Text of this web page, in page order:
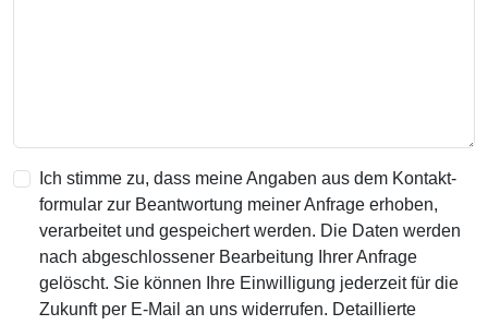
Ich stimme zu, dass meine Angaben aus dem Kontakt­
formular zur Beant­wortung meiner Anfrage erhoben,
verar­beitet und gespeichert werden. Die Daten werden
nach abgeschlos­sener Bear­beitung Ihrer Anfrage
gelöscht. Sie können Ihre Einwil­ligung jederzeit für die
Zukunft per E-Mail an uns widerrufen. Detail­lierte